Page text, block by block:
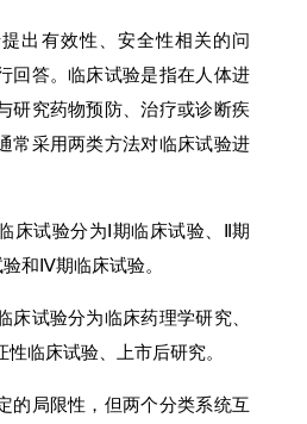
出有效性、安全性相关的问
回答。临床试验是指在人体进
研究药物预防、治疗或诊断疾
常采用两类方法对临床试验进
床试验分为Ⅰ期临床试验、Ⅱ期
和Ⅳ期临床试验。
床试验分为临床药理学研究、
临床试验、上市后研究。
的局限性，但两个分类系统互